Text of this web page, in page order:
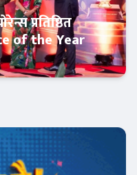
प्रतिष्ठित
of the Year